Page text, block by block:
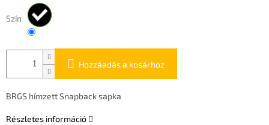
Szín
Hozzáadás a kosárhoz
BRGS hímzett Snapback sapka
Részletes információ